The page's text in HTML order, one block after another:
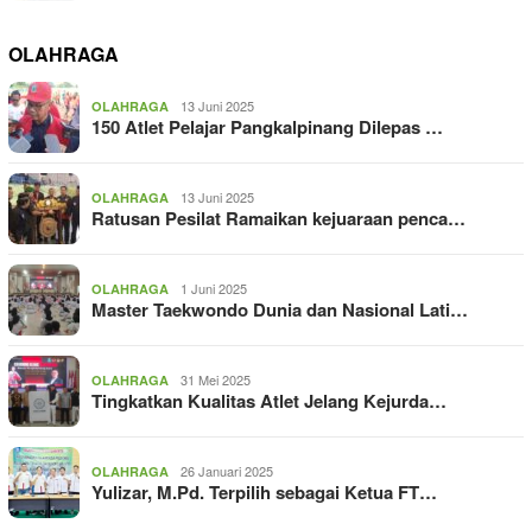
OLAHRAGA
OLAHRAGA 13 Juni 2025
150 Atlet Pelajar Pangkalpinang Dilepas …
OLAHRAGA 13 Juni 2025
Ratusan Pesilat Ramaikan kejuaraan penca…
OLAHRAGA 1 Juni 2025
Master Taekwondo Dunia dan Nasional Lati…
OLAHRAGA 31 Mei 2025
Tingkatkan Kualitas Atlet Jelang Kejurda…
OLAHRAGA 26 Januari 2025
Yulizar, M.Pd. Terpilih sebagai Ketua FT…